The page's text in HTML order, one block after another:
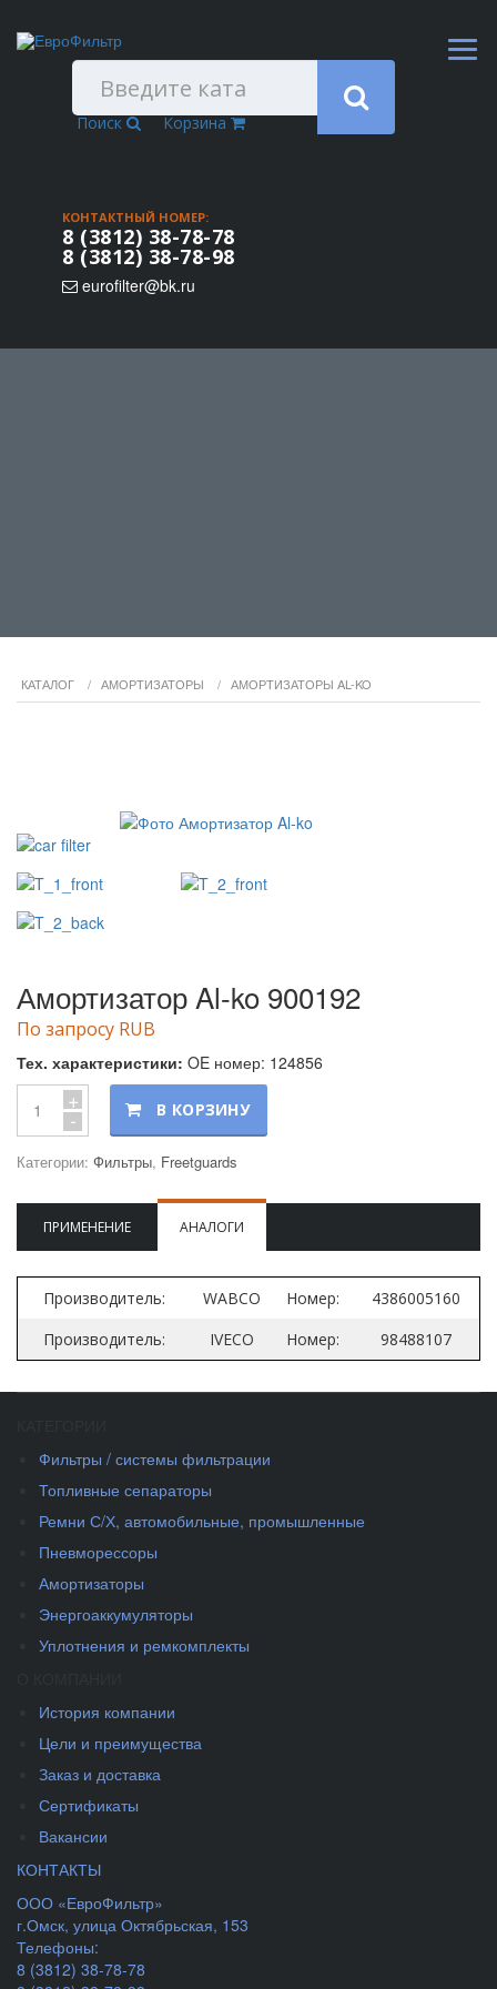
Поиск Корзина
КОНТАКТНЫЙ НОМЕР:
8 (3812) 38-78-78
8 (3812) 38-78-98
eurofilter@bk.ru
КАТАЛОГ / АМОРТИЗАТОРЫ / АМОРТИЗАТОРЫ AL-KO
Амортизатор Al-ko 900192
По запросу RUB
Тех. характеристики: OE номер: 124856
+
- В КОРЗИНУ
Категории: Фильтры, Freetguards
ПРИМЕНЕНИЕ АНАЛОГИ
Производитель: WABCO Номер:
4386005160
Производитель:
IVECO Номер: 98488107
Фильтры / системы фильтрации
Топливные сепараторы
Ремни С/Х, автомобильные, промышленные
Пневморессоры
Амортизаторы
Энергоаккумуляторы
Уплотнения и ремкомплекты
История компании
Цели и преимущества
Заказ и доставка
Сертификаты
Вакансии
КОНТАКТЫ
ООО «ЕвроФильтр»
г.Омск, улица Октябрьская, 153
Телефоны:
8 (3812) 38-78-78